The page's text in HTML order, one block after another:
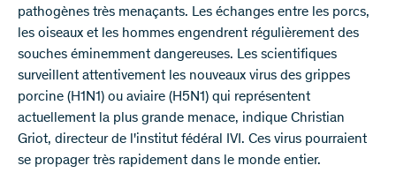
pathogènes très menaçants. Les échanges entre les porcs,
les oiseaux et les hommes engendrent régulièrement des
souches éminemment dangereuses. Les scientifiques
surveillent attentivement les nouveaux virus des grippes
porcine (H1N1) ou aviaire (H5N1) qui représentent
actuellement la plus grande menace, indique Christian
Griot, directeur de l'institut fédéral IVI. Ces virus pourraient
se propager très rapidement dans le monde entier.